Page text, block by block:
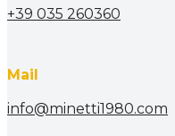
+39 035 260360
Mail
info@minetti1980.com